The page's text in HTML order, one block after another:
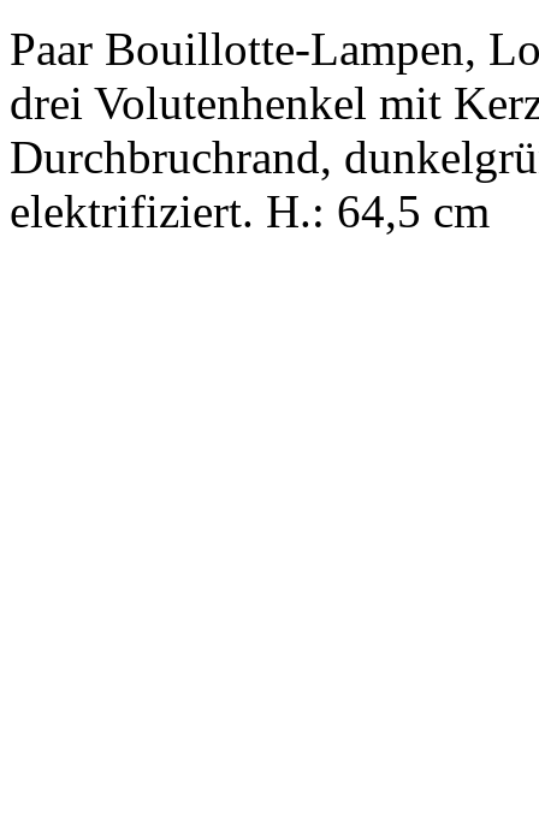
Paar Bouillotte-Lampen,
drei Volutenhenkel mit
Durchbruchrand,
elektrifiziert. H.: 64,5 cm